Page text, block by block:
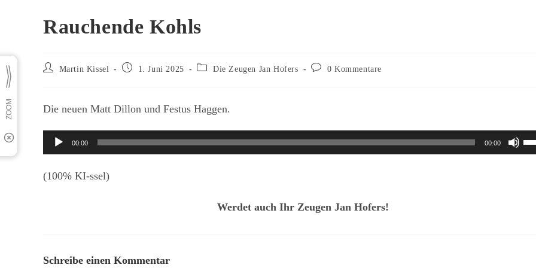
Rauchende Kohls
Beitrags-Martin Kissel
Beitrag1. Juni 2025
Beitrags-Die Zeugen Jan Hofers
Beitrags-0 Kommentare
Die neuen Matt Dillon und Festus Haggen.
Audio-00:00 00:00
(100% KI-ssel)
Werdet auch Ihr Zeugen Jan Hofers!
Schreibe einen Kommentar